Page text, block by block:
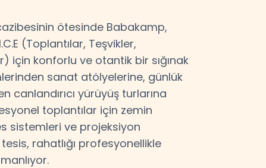
ötesinde Babakamp,
(Toplantılar, Teşvikler,
için konforlu ve otantik bir sığınak
sanat atölyelerine, günlük
canlandırıcı yürüyüş turlarına
toplantılar için zemin
sistemleri ve projeksiyon
rahatlığı profesyonellikle